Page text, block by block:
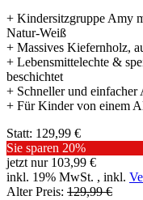
+ Kindersitzgruppe Amy
Natur-Weiß
+ Massives Kiefernholz,
+ Lebensmittelechte &
beschichtet
+ Schneller und
+ Für Kinder von einem
Statt: 129,99 €
Sie sparen 20%
jetzt nur 103,99 €
inkl. 19% MwSt. , inkl.
Alter Preis: 129,99 €